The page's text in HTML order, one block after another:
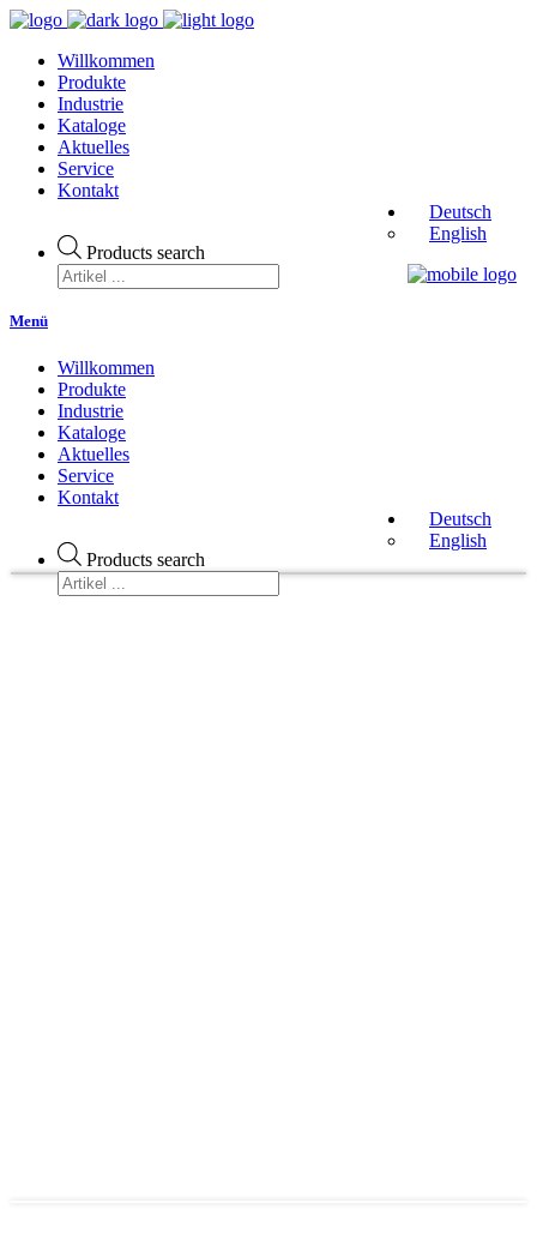
Willkommen
Produkte
Industrie
Kataloge
Aktuelles
Service
Kontakt
Products search
Deutsch
English
Menü
Willkommen
Produkte
Industrie
Kataloge
Aktuelles
Service
Kontakt
Products search
Deutsch
English